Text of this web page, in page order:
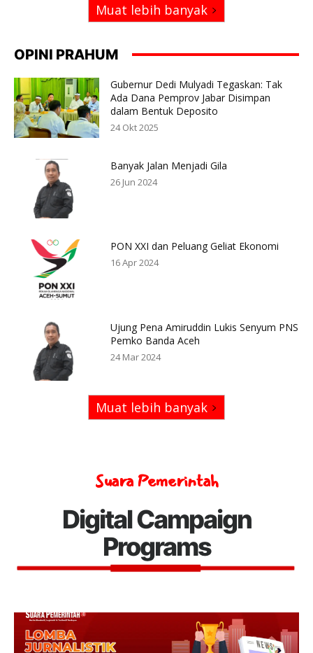
Muat lebih banyak
OPINI PRAHUM
Gubernur Dedi Mulyadi Tegaskan: Tak
Ada Dana Pemprov Jabar Disimpan
dalam Bentuk Deposito
24 Okt 2025
Banyak Jalan Menjadi Gila
26 Jun 2024
PON XXI dan Peluang Geliat Ekonomi
16 Apr 2024
Ujung Pena Amiruddin Lukis Senyum PNS
Pemko Banda Aceh
24 Mar 2024
Muat lebih banyak
Suara Pemerintah
Digital Campaign
Programs